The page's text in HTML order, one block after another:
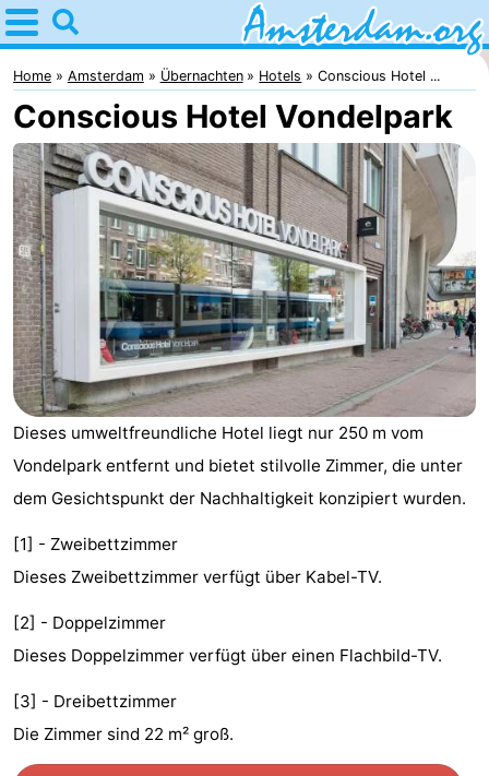
Home
Amsterdam
Interessante
Ausflüge
Für
Kindern
Für
Junge
Erwachsene
Kostenlos
Übernachten
Appartements
Campingplätze
Ferienhäuser
Het
Amsterdamse
Bos
Spaarnwoude
Hotels
Zimmer
(mit
Frühstück)
Lastminutes
Museen
Home Amsterdam Übernachten Hotels Conscious Hotel ...
Conscious Hotel Vondelpark
Dieses umweltfreundliche Hotel liegt nur 250 m vom
Vondelpark entfernt und bietet stilvolle Zimmer, die unter
dem Gesichtspunkt der Nachhaltigkeit konzipiert wurden.
[1] - Zweibettzimmer
Dieses Zweibettzimmer verfügt über Kabel-TV.
[2] - Doppelzimmer
Dieses Doppelzimmer verfügt über einen Flachbild-TV.
[3] - Dreibettzimmer
Die Zimmer sind 22 m² groß.